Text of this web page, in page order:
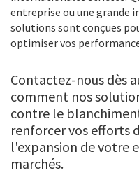
entreprise ou une grande
solutions sont conçues
optimiser vos
Contactez-nous dès
comment nos
contre le
renforcer vos efforts
l'expansion de votre
marchés.